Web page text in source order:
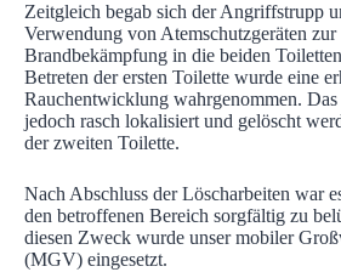
Zeitgleich begab sich der Angriffstrupp
Verwendung von Atemschutzgeräten zur
Brandbekämpfung in die beiden
Betreten der ersten Toilette wurde eine
Rauchentwicklung wahrgenommen.
jedoch rasch lokalisiert und gelöscht
der zweiten Toilette.
Nach Abschluss der Löscharbeiten war
den betroffenen Bereich sorgfältig zu
diesen Zweck wurde unser mobiler
(MGV) eingesetzt.